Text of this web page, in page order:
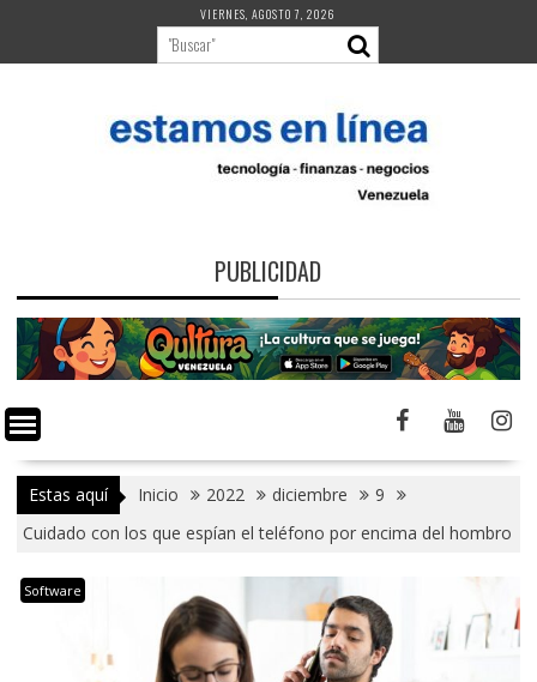
contenido
VIERNES, AGOSTO 7, 2026
PUBLICIDAD
Estas aquí Inicio 2022 diciembre
9
Cuidado con los que espían el teléfono por encima del hombro
Software